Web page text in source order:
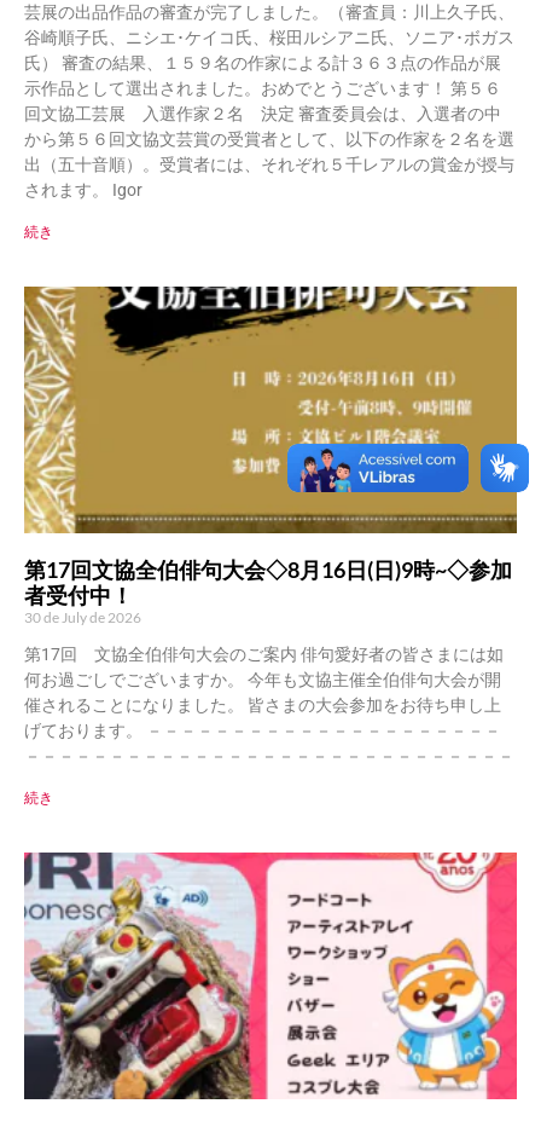
芸展の出品作品の審査が完了しました。（審査員：川上久子氏、
谷崎順子氏、ニシエ･ケイコ氏、桜田ルシアニ氏、ソニア･ボガス
氏） 審査の結果、１５９名の作家による計３６３点の作品が展
示作品として選出されました。おめでとうございます！ 第５６
回文協工芸展 入選作家２名 決定 審査委員会は、入選者の中
から第５６回文協文芸賞の受賞者として、以下の作家を２名を選
出（五十音順）。受賞者には、それぞれ５千レアルの賞金が授与
されます。 Igor
続き
第17回文協全伯俳句大会◇8月16日(日)9時~◇参加
者受付中！
30 de July de 2026
第17回 文協全伯俳句大会のご案内 俳句愛好者の皆さまには如
何お過ごしでございますか。 今年も文協主催全伯俳句大会が開
催されることになりました。 皆さまの大会参加をお待ち申し上
げております。 －－－－－－－－－－－－－－－－－－－－－
－－－－－－－－－－－－－－－－－－－－－－－－－－－－－
続き